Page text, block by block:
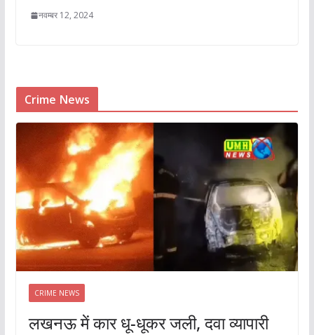
नवम्बर 12, 2024
Crime News
CRIME NEWS
लखनऊ में कार धू-धूकर जली, दवा व्यापारी